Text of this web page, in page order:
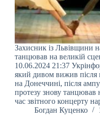
Захисник із Львівщини
танцював на великій
10.06.2024 21:37
який дивом вижив після
на Донеччині, після
протезу знову танцював
час звітного концерту
Богдан Куценко